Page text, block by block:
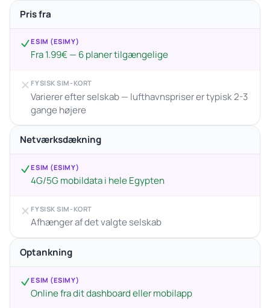
Pris fra
ESIM (ESIMY)
Fra 1.99€ — 6 planer tilgængelige
FYSISK SIM-KORT
Varierer efter selskab — lufthavnspriser er typisk 2-3
gange højere
Netværksdækning
ESIM (ESIMY)
4G/5G mobildata i hele Egypten
FYSISK SIM-KORT
Afhænger af det valgte selskab
Optankning
ESIM (ESIMY)
Online fra dit dashboard eller mobilapp